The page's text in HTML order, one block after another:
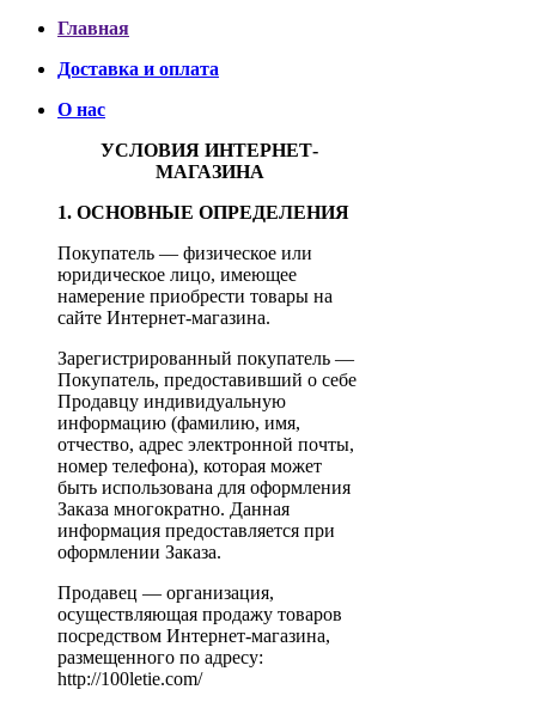
Главная
Доставка и оплата
О нас
УСЛОВИЯ ИНТЕРНЕТ-
МАГАЗИНА
1. ОСНОВНЫЕ ОПРЕДЕЛЕНИЯ
Покупатель — физическое или
юридическое лицо, имеющее
намерение приобрести товары на
сайте Интернет-магазина.
Зарегистрированный покупатель —
Покупатель, предоставивший о себе
Продавцу индивидуальную
информацию (фамилию, имя,
отчество, адрес электронной почты,
номер телефона), которая может
быть использована для оформления
Заказа многократно. Данная
информация предоставляется при
оформлении Заказа.
Продавец — организация,
осуществляющая продажу товаров
посредством Интернет-магазина,
размещенного по адресу:
http://100letie.com/